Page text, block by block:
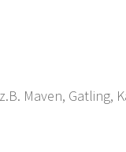
Maven, Gatling,